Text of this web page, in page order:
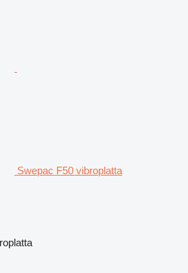
Swepac F50 vibroplatta